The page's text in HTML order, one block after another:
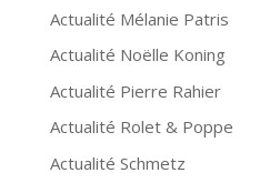
Actualité Mélanie Patris
Actualité Noëlle Koning
Actualité Pierre Rahier
Actualité Rolet & Poppe
Actualité Schmetz